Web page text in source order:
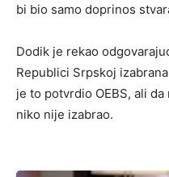
bi bio samo doprinos
Dodik je rekao
Republici Srpskoj
je to potvrdio OEBS, ali
niko nije izabrao.